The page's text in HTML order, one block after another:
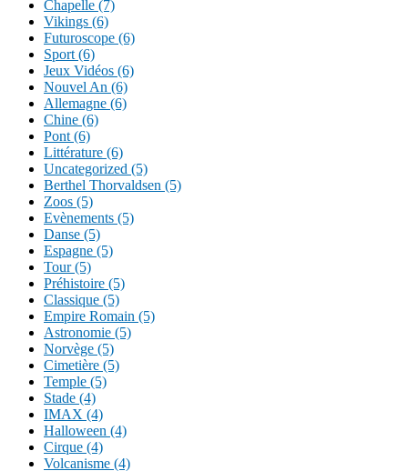
Chapelle (7)
Vikings (6)
Futuroscope (6)
Sport (6)
Jeux Vidéos (6)
Nouvel An (6)
Allemagne (6)
Chine (6)
Pont (6)
Littérature (6)
Uncategorized (5)
Berthel Thorvaldsen (5)
Zoos (5)
Evènements (5)
Danse (5)
Espagne (5)
Tour (5)
Préhistoire (5)
Classique (5)
Empire Romain (5)
Astronomie (5)
Norvège (5)
Cimetière (5)
Temple (5)
Stade (4)
IMAX (4)
Halloween (4)
Cirque (4)
Volcanisme (4)